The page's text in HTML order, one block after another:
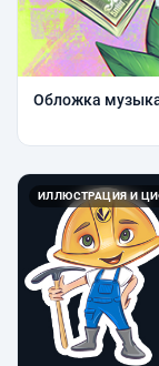
Обложка
ИЛЛЮСТРАЦИЯ И